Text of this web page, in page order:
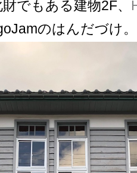
でもある建物2F、
のはんだづけ。